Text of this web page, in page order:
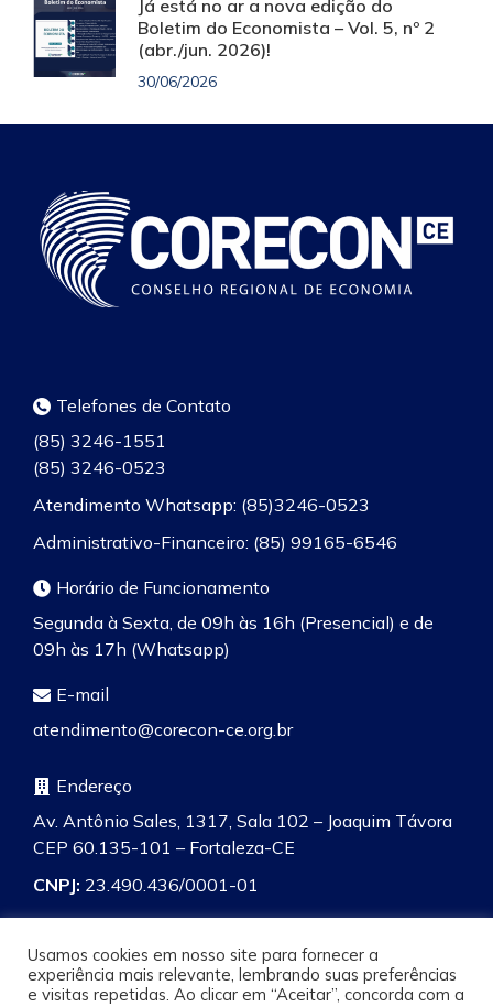
Já está no ar a nova edição do
Boletim do Economista – Vol. 5, nº 2
(abr./jun. 2026)!
30/06/2026
Telefones de Contato
(85) 3246-1551
(85) 3246-0523
Atendimento Whatsapp: (85)3246-0523
Administrativo-Financeiro: (85) 99165-6546
Horário de Funcionamento
Segunda à Sexta, de 09h às 16h (Presencial) e de
09h às 17h (Whatsapp)
E-mail
atendimento@corecon-ce.org.br
Endereço
Av. Antônio Sales, 1317, Sala 102 – Joaquim Távora
CEP 60.135-101 – Fortaleza-CE
CNPJ: 23.490.436/0001-01
Pesquisa
Usamos cookies em nosso site para fornecer a
experiência mais relevante, lembrando suas preferências
e visitas repetidas. Ao clicar em “Aceitar”, concorda com a